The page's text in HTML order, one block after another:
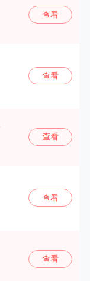
查看
查看
查看
查看
查看